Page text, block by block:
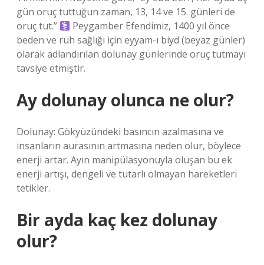
gün oruç tuttuğun zaman, 13, 14 ve 15. günleri de
oruç tut.”
Peygamber Efendimiz, 1400 yıl önce
beden ve ruh sağlığı için eyyam-ı biyd (beyaz günler)
olarak adlandırılan dolunay günlerinde oruç tutmayı
tavsiye etmiştir.
Ay dolunay olunca ne olur?
Dolunay: Gökyüzündeki basıncın azalmasına ve
insanların aurasının artmasına neden olur, böylece
enerji artar. Ayın manipülasyonuyla oluşan bu ek
enerji artışı, dengeli ve tutarlı olmayan hareketleri
tetikler.
Bir ayda kaç kez dolunay
olur?